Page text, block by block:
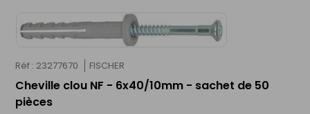
Réf : 23277670 FISCHER
Cheville clou NF - 6x40/10mm - sachet de 50
pièces